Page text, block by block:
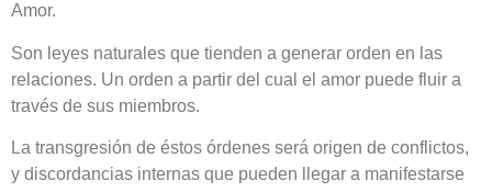
Amor.
Son leyes naturales que tienden a generar orden en las
relaciones. Un orden a partir del cual el amor puede fluir a
través de sus miembros.
La transgresión de éstos órdenes será origen de conflictos,
y discordancias internas que pueden llegar a manifestarse